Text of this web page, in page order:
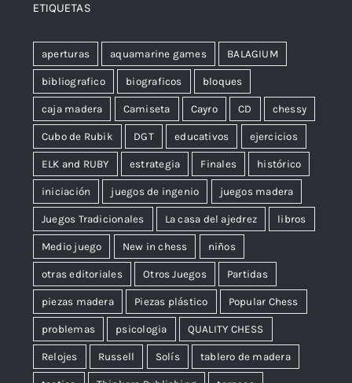
ETIQUETAS
aperturas aquamarine games BALAGIUM
bibliografico biograficos bloques
caja madera Camiseta Cayro CD chessy
Cubo de Rubik DGT educativos ejercicios
ELK and RUBY estrategia Finales histórico
iniciación juegos de ingenio juegos madera
Juegos Tradicionales La casa del ajedrez libros
Medio juego New in chess niños
otras editoriales Otros Juegos Partidas
piezas madera Piezas plástico Popular Chess
problemas psicologia QUALITY CHESS
Relojes Russell Solís tablero de madera